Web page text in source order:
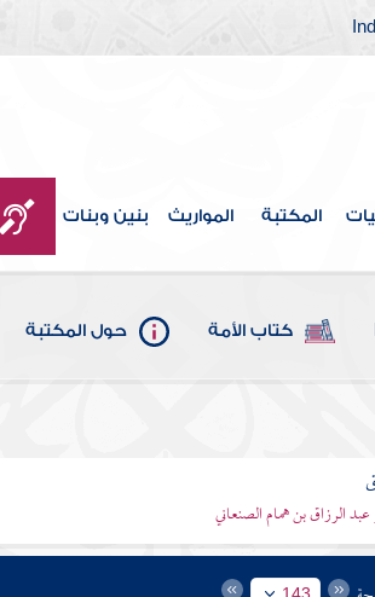
المكتبة المواريث بنين وبنات
كتاب الأمة حول المكتبة
الرزاق بن همام الصنعاني
143